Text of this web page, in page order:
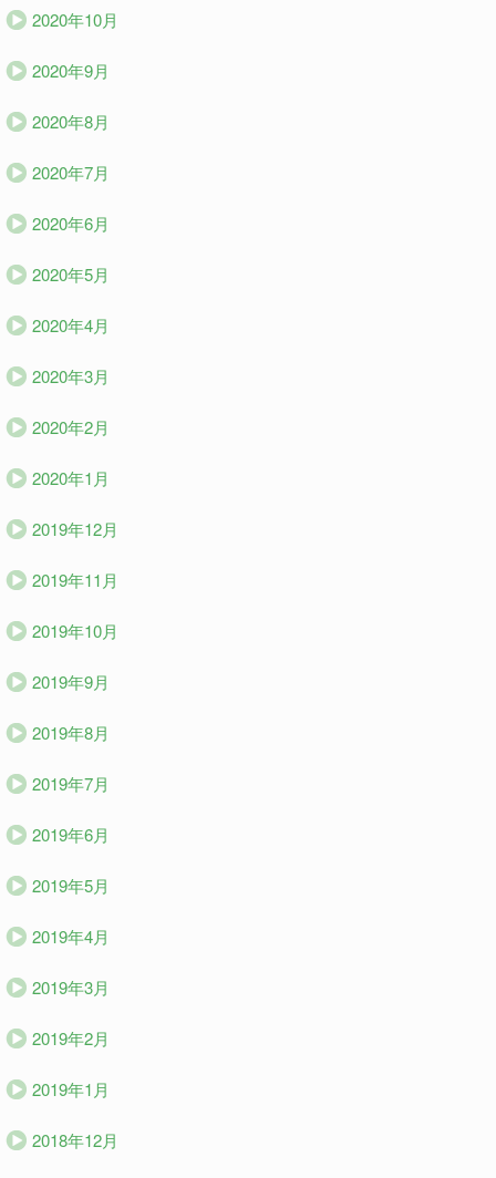
2020年10月
2020年9月
2020年8月
2020年7月
2020年6月
2020年5月
2020年4月
2020年3月
2020年2月
2020年1月
2019年12月
2019年11月
2019年10月
2019年9月
2019年8月
2019年7月
2019年6月
2019年5月
2019年4月
2019年3月
2019年2月
2019年1月
2018年12月